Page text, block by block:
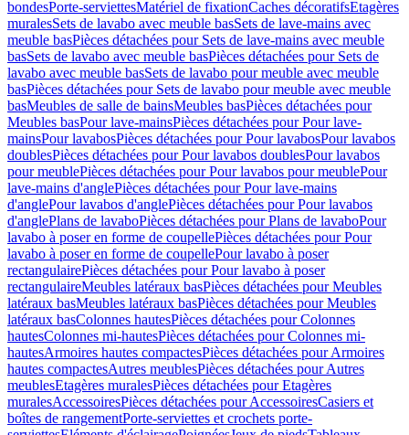
bondesPorte-serviettesMatériel de fixationCaches décoratifsEtagères
muralesSets de lavabo avec meuble basSets de lave-mains avec
meuble basPièces détachées pour Sets de lave-mains avec meuble
basSets de lavabo avec meuble basPièces détachées pour Sets de
lavabo avec meuble basSets de lavabo pour meuble avec meuble
basPièces détachées pour Sets de lavabo pour meuble avec meuble
basMeubles de salle de bainsMeubles basPièces détachées pour
Meubles basPour lave-mainsPièces détachées pour Pour lave-
mainsPour lavabosPièces détachées pour Pour lavabosPour lavabos
doublesPièces détachées pour Pour lavabos doublesPour lavabos
pour meublePièces détachées pour Pour lavabos pour meublePour
lave-mains d'anglePièces détachées pour Pour lave-mains
d'anglePour lavabos d'anglePièces détachées pour Pour lavabos
d'anglePlans de lavaboPièces détachées pour Plans de lavaboPour
lavabo à poser en forme de coupellePièces détachées pour Pour
lavabo à poser en forme de coupellePour lavabo à poser
rectangulairePièces détachées pour Pour lavabo à poser
rectangulaireMeubles latéraux basPièces détachées pour Meubles
latéraux basMeubles latéraux basPièces détachées pour Meubles
latéraux basColonnes hautesPièces détachées pour Colonnes
hautesColonnes mi-hautesPièces détachées pour Colonnes mi-
hautesArmoires hautes compactesPièces détachées pour Armoires
hautes compactesAutres meublesPièces détachées pour Autres
meublesEtagères muralesPièces détachées pour Etagères
muralesAccessoiresPièces détachées pour AccessoiresCasiers et
boîtes de rangementPorte-serviettes et crochets porte-